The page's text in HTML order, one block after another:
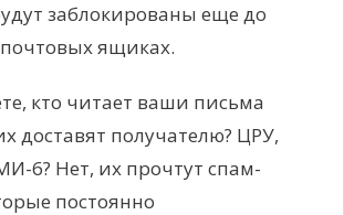
заблокированы еще до
ящиках.
кто читает ваши письма
доставят получателю? ЦРУ,
6? Нет, их прочтут спам-
постоянно